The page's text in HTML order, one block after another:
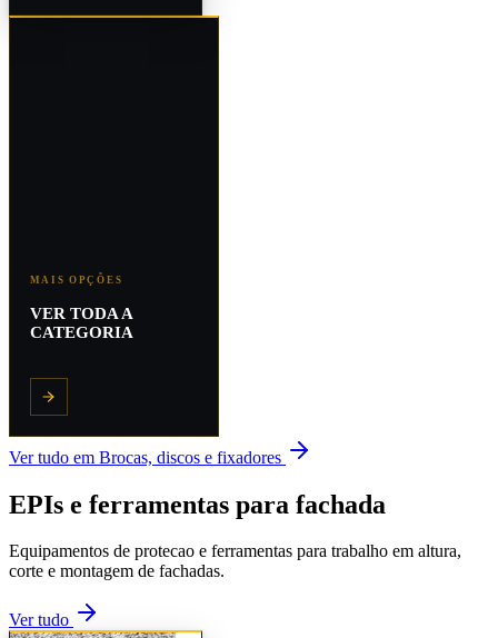
MAIS OPÇÕES
VER TODA A
CATEGORIA
Ver tudo em Brocas, discos e fixadores
EPIs e ferramentas para fachada
Equipamentos de protecao e ferramentas para trabalho em altura,
corte e montagem de fachadas.
Ver tudo